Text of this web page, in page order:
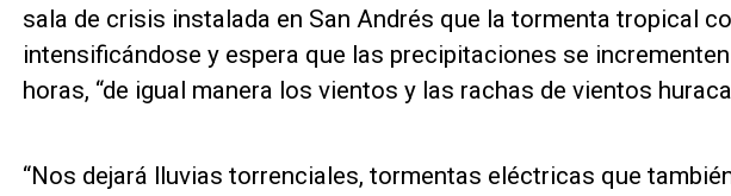
sala de crisis instalada en San Andrés que la tormenta tropical
intensificándose y espera que las precipitaciones se
horas, “de igual manera los vientos y las rachas de vientos
“Nos dejará lluvias torrenciales, tormentas eléctricas que